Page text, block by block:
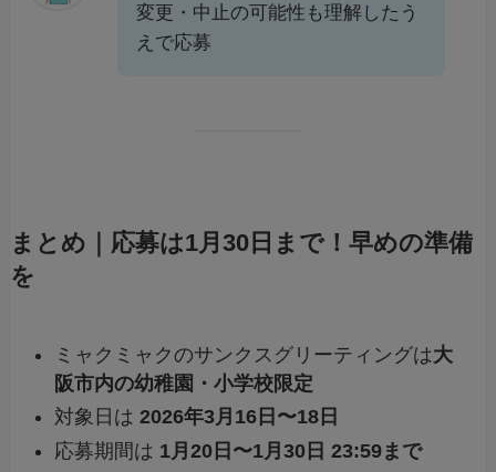
変更・中止の可能性も理解したう
えで応募
まとめ｜応募は1月30日まで！早めの準備
を
ミャクミャクのサンクスグリーティングは大
阪市内の幼稚園・小学校限定
対象日は2026年3月16日〜18日
応募期間は 1月20日〜1月30日 23:59まで